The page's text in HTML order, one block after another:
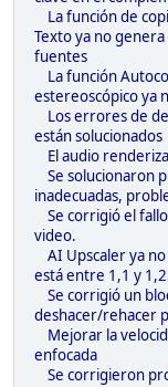
La función de
Texto ya no
fuentes
La función
estereoscópico ya
Los errores de
están solucionados
El audio
Se solucionaron
inadecuadas,
Se corrigió el
video.
AI Upscaler ya no
está entre 1,1 y
Se corrigió un
deshacer/rehacer
Mejorar la
enfocada
Se corrigieron